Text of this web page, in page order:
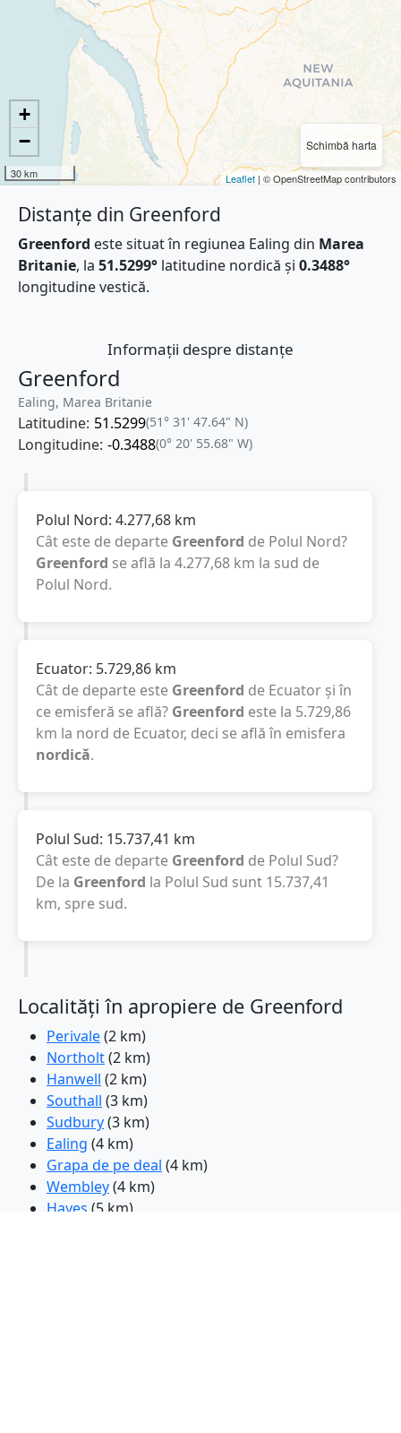
Schimbă harta
+
−
30 km Leaflet | © OpenStreetMap contributors
Distanțe din Greenford
Greenford este situat în regiunea Ealing din Marea
Britanie, la 51.5299° latitudine nordică și 0.3488°
longitudine vestică.
Informații despre distanțe
Greenford
Ealing, Marea Britanie
Latitudine: 51.5299(51° 31' 47.64" N)
Longitudine: -0.3488(0° 20' 55.68" W)
Polul Nord: 4.277,68 km
Cât este de departe Greenford de Polul Nord?
Greenford se află la 4.277,68 km la sud de
Polul Nord.
Ecuator: 5.729,86 km
Cât de departe este Greenford de Ecuator și în
ce emisferă se află? Greenford este la 5.729,86
km la nord de Ecuator, deci se află în emisfera
nordică.
Polul Sud: 15.737,41 km
Cât este de departe Greenford de Polul Sud?
De la Greenford la Polul Sud sunt 15.737,41
km, spre sud.
Localități în apropiere de Greenford
Perivale(2 km)
Northolt(2 km)
Hanwell (2 km)
Southall (3 km)
Sudbury(3 km)
Ealing (4 km)
Grapa de pe deal (4 km)
Wembley(4 km)
Hayes (5 km)